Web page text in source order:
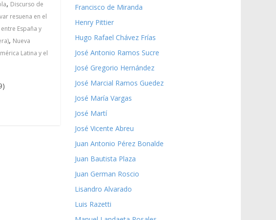
, Discurso de
resuena en el
España y
, Nueva
Latina y el
Francisco de Miranda
Henry Pittier
Hugo Rafael Chávez Frías
José Antonio Ramos Sucre
José Gregorio Hernández
José Marcial Ramos Guedez
José María Vargas
José Martí
José Vicente Abreu
Juan Antonio Pérez Bonalde
Juan Bautista Plaza
Juan German Roscio
Lisandro Alvarado
Luis Razetti